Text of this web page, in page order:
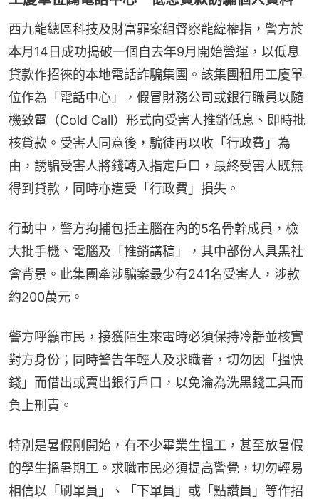
西九龍總區科技及財富罪案組督察龍緯權指，警方於
本月14日成功搗破一個自去年9月開始營運，以低息
貸款作招徠的本地電話詐騙集團。該集團租用工廈單
位作為「電話中心」，假冒財務公司或銀行職員以隨
機致電（Cold Call）形式向受害人推銷低息、即時批
核貸款。受害人同意後，騙徒再以收「行政費」為
由，誘騙受害人將錢轉入指定戶口，最終受害人既無
得到貸款，同時亦遭受「行政費」損失。
行動中，警方拘捕包括主腦在內的5名骨幹成員，檢
大批手機、電腦及「推銷講稿」，其中部份人具黑社
會背景。此集團牽涉騙案最少有241名受害人，涉款
約200萬元。
警方呼籲市民，接獲陌生來電時必須保持冷靜並核實
對方身份；同時警告年輕人及求職者，切勿因「搵快
錢」而借出或賣出銀行戶口，以免淪為洗黑錢工具而
負上刑責。
特別是暑假剛開始，有不少畢業生搵工，甚至放暑假
的學生搵暑期工。求職市民必須提高警覺，切勿輕易
相信以「刷單員」、「下單員」或「點讚員」等作招